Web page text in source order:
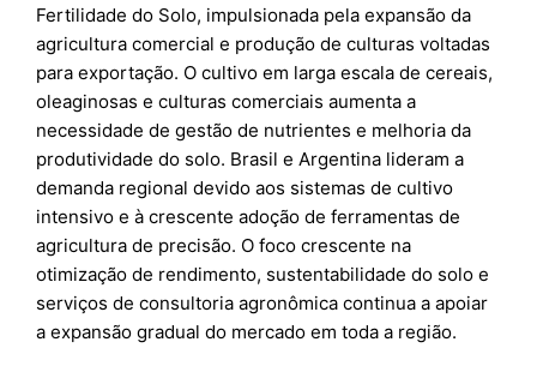
Fertilidade do Solo, impulsionada pela expansão da
agricultura comercial e produção de culturas voltadas
para exportação. O cultivo em larga escala de cereais,
oleaginosas e culturas comerciais aumenta a
necessidade de gestão de nutrientes e melhoria da
produtividade do solo. Brasil e Argentina lideram a
demanda regional devido aos sistemas de cultivo
intensivo e à crescente adoção de ferramentas de
agricultura de precisão. O foco crescente na
otimização de rendimento, sustentabilidade do solo e
serviços de consultoria agronômica continua a apoiar
a expansão gradual do mercado em toda a região.